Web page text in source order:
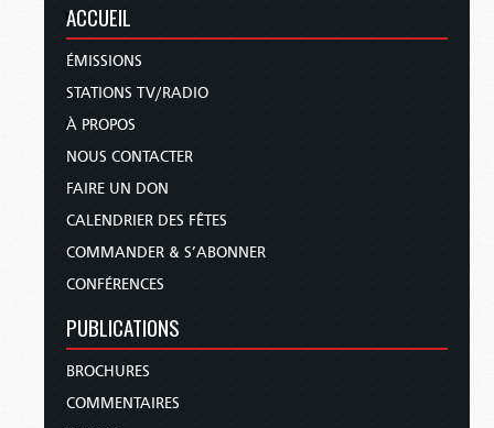
ACCUEIL
ÉMISSIONS
STATIONS TV/RADIO
À PROPOS
NOUS CONTACTER
FAIRE UN DON
CALENDRIER DES FÊTES
COMMANDER & S’ABONNER
CONFÉRENCES
PUBLICATIONS
BROCHURES
COMMENTAIRES